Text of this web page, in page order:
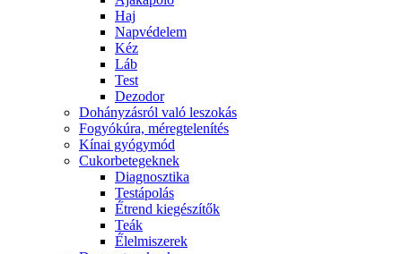
Haj
Napvédelem
Kéz
Láb
Test
Dezodor
Dohányzásról való leszokás
Fogyókúra, méregtelenítés
Kínai gyógymód
Cukorbetegeknek
Diagnosztika
Testápolás
É́trend kiegészítők
Teák
É́lelmiszerek